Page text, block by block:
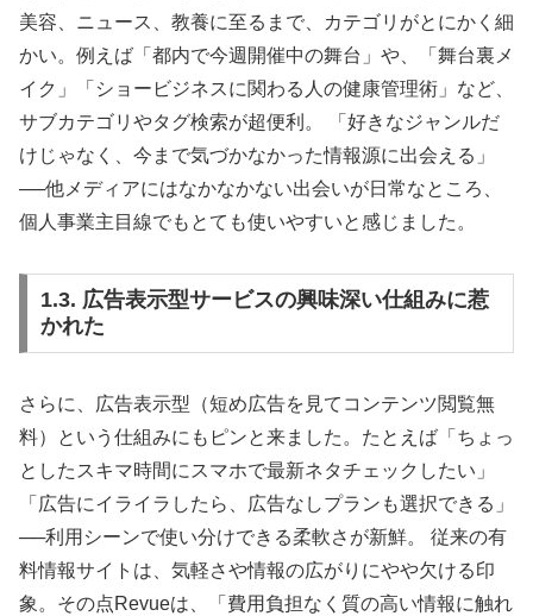
美容、ニュース、教養に至るまで、カテゴリがとにかく細
かい。例えば「都内で今週開催中の舞台」や、「舞台裏メ
イク」「ショービジネスに関わる人の健康管理術」など、
サブカテゴリやタグ検索が超便利。 「好きなジャンルだ
けじゃなく、今まで気づかなかった情報源に出会える」
──他メディアにはなかなかない出会いが日常なところ、
個人事業主目線でもとても使いやすいと感じました。
1.3. 広告表示型サービスの興味深い仕組みに惹
かれた
さらに、広告表示型（短め広告を見てコンテンツ閲覧無
料）という仕組みにもピンと来ました。たとえば「ちょっ
としたスキマ時間にスマホで最新ネタチェックしたい」
「広告にイライラしたら、広告なしプランも選択できる」
──利用シーンで使い分けできる柔軟さが新鮮。 従来の有
料情報サイトは、気軽さや情報の広がりにやや欠ける印
象。その点Revueは、「費用負担なく質の高い情報に触れ